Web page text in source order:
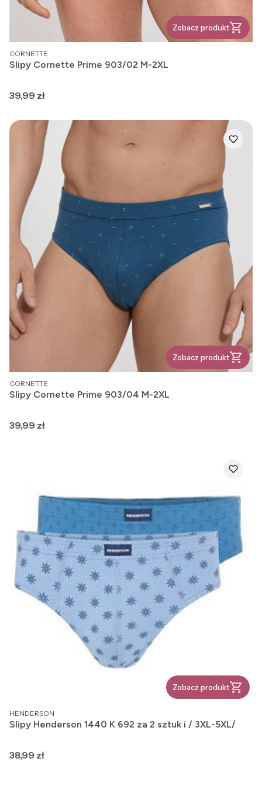
Zobacz produkt
PRODUCENT
CORNETTE
Slipy Cornette Prime 903/02 M-2XL
Cena
39,99 zł
Zobacz produkt
PRODUCENT
CORNETTE
Slipy Cornette Prime 903/04 M-2XL
Cena
39,99 zł
Zobacz produkt
PRODUCENT
HENDERSON
Slipy Henderson 1440 K 692 za 2 sztuk i / 3XL-5XL/
Cena
38,99 zł